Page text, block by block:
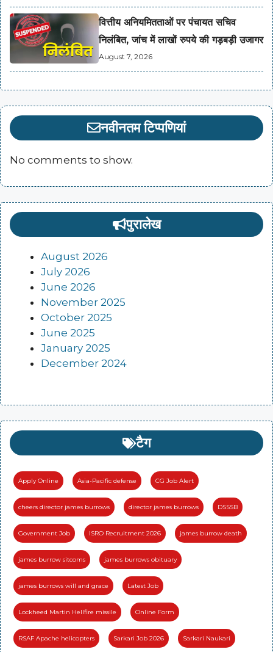
वित्तीय अनियमितताओं पर पंचायत सचिव
निलंबित, जांच में लाखों रुपये की गड़बड़ी उजागर
August 7, 2026
नवीनतम टिप्पणियां
No comments to show.
पुरालेख
August 2026
July 2026
June 2026
November 2025
October 2025
June 2025
January 2025
December 2024
टैग
Apply Online Asia-Pacific defense CG Job Alert
cheers director james burrows director james burrows DSSSB
Government Job ISRO Recruitment 2026 james burrow death
james burrow sitcoms james burrows obituary
james burrows will and grace Latest Job
Lockheed Martin Hellfire missile Online Form
RSAF Apache helicopters Sarkari Job 2026 Sarkari Naukari